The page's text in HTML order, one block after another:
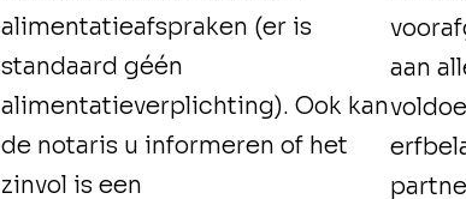
alimentatieafspraken (er is
standaard géén
alimentatieverplichting). Ook kan
de notaris u informeren of het
zinvol is een
aan